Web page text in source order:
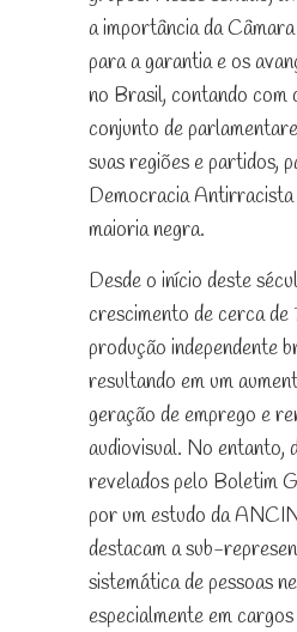
a importância da
para a garantia e os
no Brasil, contando com
conjunto de
suas regiões e partidos,
Democracia Antirracista
maioria negra.
Desde o início deste
crescimento de cerca
produção independente
resultando em um
geração de emprego e
audiovisual. No entanto,
revelados pelo Boletim
por um estudo da
destacam a sub-
sistemática de pessoas
especialmente em